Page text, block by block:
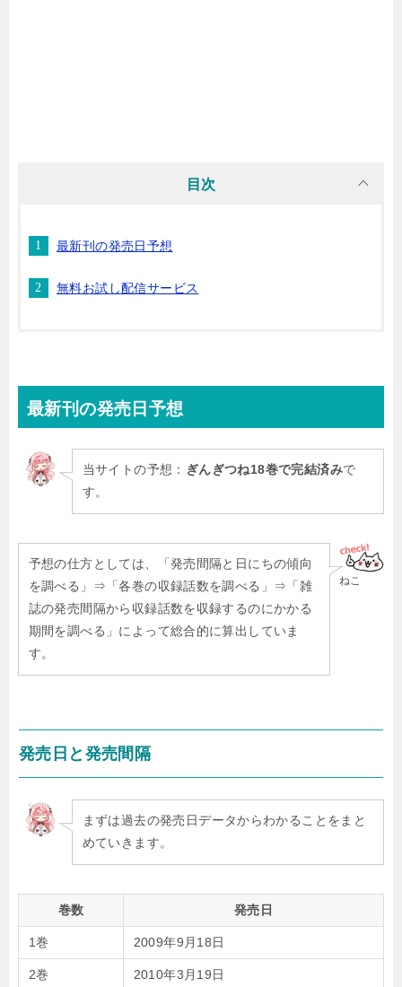
目次
最新刊の発売日予想
無料お試し配信サービス
最新刊の発売日予想
当サイトの予想： ぎんぎつね18巻で完結済みで
す。
ねこ
予想の仕方としては、「発売間隔と日にちの傾向
を調べる」⇒「各巻の収録話数を調べる」⇒「雑
誌の発売間隔から収録話数を収録するのにかかる
期間を調べる」によって総合的に算出していま
す。
発売日と発売間隔
まずは過去の発売日データからわかることをまと
めていきます。
巻数 発売日
1巻 2009年9月18日
2巻 2010年3月19日